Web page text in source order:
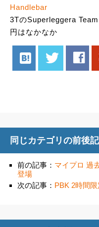
Handlebar
3TのSuperleggera
円はなかなか
hatenabookmark twitter facebook
同じカテゴリの前後
前の記事： マイプロ 過
登場
次の記事： PBK 2時間